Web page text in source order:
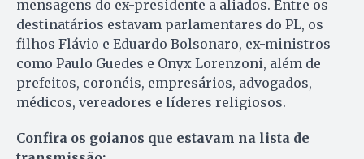
mensagens do ex-presidente a aliados. Entre os
destinatários estavam parlamentares do PL, os
filhos Flávio e Eduardo Bolsonaro, ex-ministros
como Paulo Guedes e Onyx Lorenzoni, além de
prefeitos, coronéis, empresários, advogados,
médicos, vereadores e líderes religiosos.
Confira os goianos que estavam na lista de